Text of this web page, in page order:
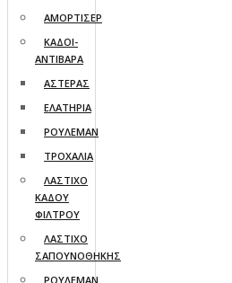
ΑΜΟΡΤΙΣΕΡ
ΚΑΔΟΙ-
ΑΝΤΙΒΑΡΑ
ΑΣΤΕΡΑΣ
ΕΛΑΤΗΡΙΑ
ΡΟΥΛΕΜΑΝ
ΤΡΟΧΑΛΙΑ
ΛΑΣΤΙΧΟ
ΚΑΔΟΥ
ΦΙΛΤΡΟΥ
ΛΑΣΤΙΧΟ
ΣΑΠΟΥΝΟΘΗΚΗΣ
ΡΟΥΛΕΜΑΝ